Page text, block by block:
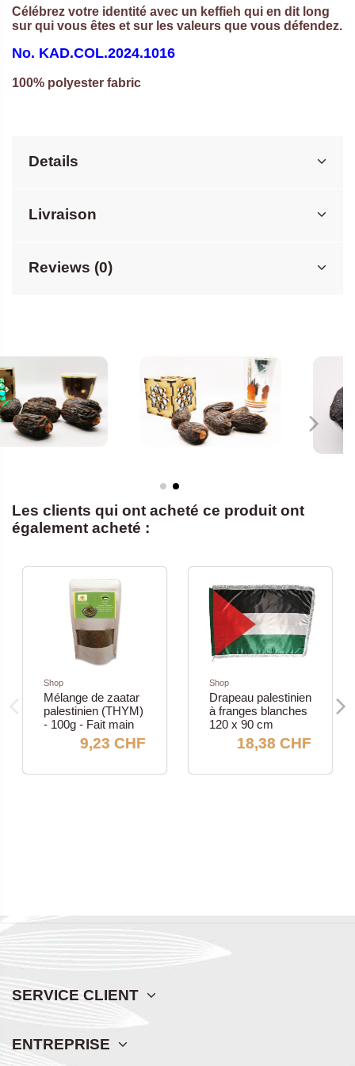
Célébrez votre identité avec un keffieh qui en dit long
sur qui vous êtes et sur les valeurs que vous défendez.
No. KAD.COL.2024.1016
100% polyester fabric
Details
Livraison
Reviews (0)
Les clients qui ont acheté ce produit ont
également acheté :
Shop
Mélange de zaatar
palestinien (THYM)
- 100g - Fait main
9,23 CHF
Shop
Drapeau palestinien
à franges blanches
120 x 90 cm
18,38 CHF
SERVICE CLIENT
ENTREPRISE